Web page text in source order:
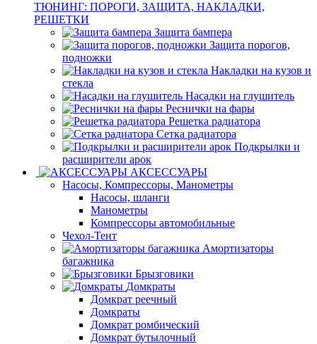
ТЮНИНГ: ПОРОГИ, ЗАЩИТА, НАКЛАДКИ,
РЕШЕТКИ
Защита бампера
Защита порогов,
подножки
Накладки на кузов и
стекла
Насадки на глушитель
Реснички на фары
Решетка радиатора
Сетка радиатора
Подкрылки и
расширители арок
АКСЕССУАРЫ
Насосы, Компрессоры, Манометры
Насосы, шланги
Манометры
Компрессоры автомобильные
Чехол-Тент
Амортизаторы
багажника
Брызговики
Домкраты
Домкрат реечный
Домкраты
Домкрат ромбический
Домкрат бутылочный